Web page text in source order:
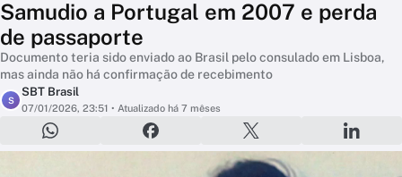
Samudio a Portugal em 2007 e perda
de passaporte
Documento teria sido enviado ao Brasil pelo consulado em Lisboa,
mas ainda não há confirmação de recebimento
S
SBT Brasil
07/01/2026, 23:51 • Atualizado há 7 mêses